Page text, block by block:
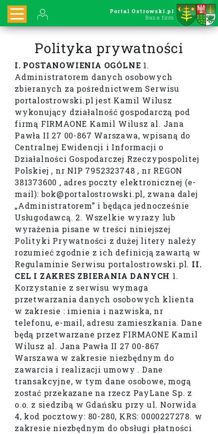
Portal Ostrowski.pl
Baza firm
Polityka prywatności
I. POSTANOWIENIA OGÓLNE 1.
Administratorem danych osobowych
zbieranych za pośrednictwem Serwisu
portalostrowski.pl jest Kamil Wilusz
wykonujący działalność gospodarczą pod
firmą FIRMAONE Kamil Wilusz al. Jana
Pawła II 27 00-867 Warszawa, wpisaną do
Centralnej Ewidencji i Informacji o
Działalności Gospodarczej Rzeczypospolitej
Polskiej , nr NIP 7952323748 , nr REGON
381373600 , adres poczty elektronicznej (e-
mail): bok@portalostrowski.pl, zwana dalej
„Administratorem” i będąca jednocześnie
Usługodawcą. 2. Wszelkie wyrazy lub
wyrażenia pisane w treści niniejszej
Polityki Prywatności z dużej litery należy
rozumieć zgodnie z ich definicją zawartą w
Regulaminie Serwisu portalostrowski.pl. II.
CEL I ZAKRES ZBIERANIA DANYCH 1.
Korzystanie z serwisu wymaga
przetwarzania danych osobowych klienta
w zakresie : imienia i nazwiska, nr
telefonu, e-mail, adresu zamieszkania. Dane
będą przetwarzane przez FIRMAONE Kamil
Wilusz al. Jana Pawła II 27 00-867
Warszawa w zakresie niezbędnym do
zawarcia i realizacji umowy . Dane
transakcyjne, w tym dane osobowe, mogą
zostać przekazane na rzecz PayLane Sp. z
o.o. z siedzibą w Gdańsku przy ul. Norwida
4, kod pocztowy: 80-280, KRS: 0000227278. w
zakresie niezbędnym do obsługi płatności